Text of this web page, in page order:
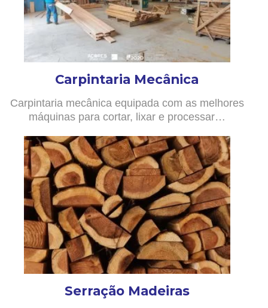
Carpintaria Mecânica
Carpintaria mecânica equipada com as melhores
máquinas para cortar, lixar e processar…
Serração Madeiras